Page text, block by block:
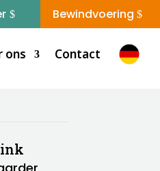
Bewindvoering
ons Contact
den Niederlanden